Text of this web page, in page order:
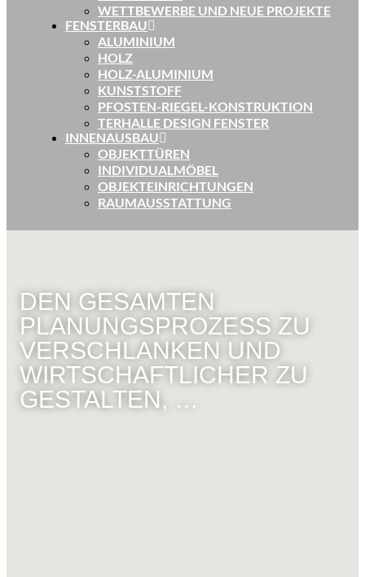
WETTBEWERBE UND NEUE PROJEKTE
FENSTERBAU
ALUMINIUM
HOLZ
HOLZ-ALUMINIUM
KUNSTSTOFF
PFOSTEN-RIEGEL-KONSTRUKTION
TERHALLE DESIGN FENSTER
INNENAUSBAU
OBJEKTTÜREN
INDIVIDUALMÖBEL
OBJEKTEINRICHTUNGEN
RAUMAUSSTATTUNG
DEN GESAMTEN
PLANUNGSPROZESS ZU
VERSCHLANKEN UND
WIRTSCHAFTLICHER ZU
GESTALTEN, …